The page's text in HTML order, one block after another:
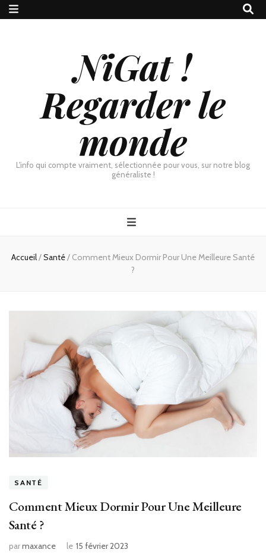
NiGat !
Regarder le
monde
L'info qui compte vraiment, sélectionnée pour vous, sur notre blog
généraliste !
Accueil/Santé/ Comment Mieux Dormir Pour Une Meilleure Santé
?
SANTÉ
Comment Mieux Dormir Pour Une Meilleure
Santé ?
parmaxance le 15 février 2023